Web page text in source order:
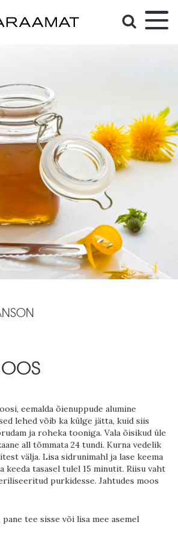
eemalda õienuppude alumine
lehed võib ka külge jätta, kuid siis
ja roheka tooniga. Vala õisikud üle
all tõmmata 24 tundi. Kurna vedelik
välja. Lisa sidrunimahl ja lase keema
keeda tasasel tulel 15 minutit. Riisu vaht
purkidesse. Jahtudes moos
tee sisse või lisa mee asemel